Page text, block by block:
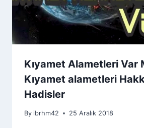
Kıyamet Alametleri Var
Kıyamet alametleri
Hadisler
By ibrhm42 25 Aralık 2018